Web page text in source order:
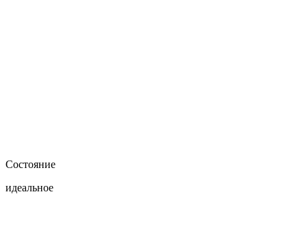
Состояние
идеальное